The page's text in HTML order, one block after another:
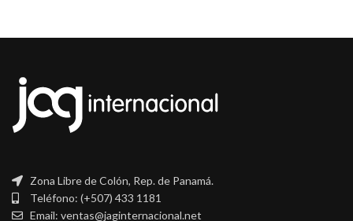
Zona Libre de Colón, Rep. de Panamá.
Teléfono: (+507) 433 1181
Email: ventas@jaginternacional.net